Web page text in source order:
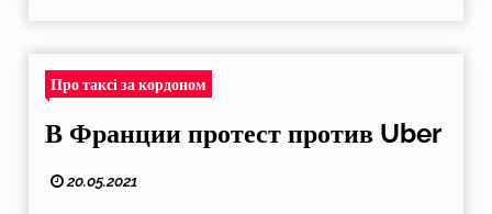
Про таксі за кордоном
В Франции протест против Uber
20.05.2021